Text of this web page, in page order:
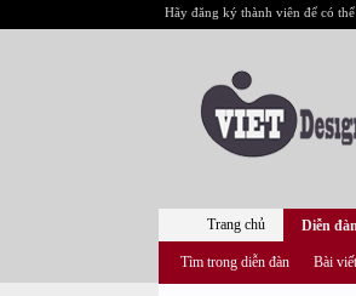
Hãy đăng ký thành viên để có
Trang chủ Diễn
Tìm trong diễn đàn Bài